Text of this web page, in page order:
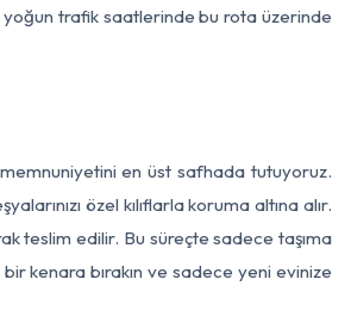
yoğun trafik saatlerinde bu rota üzerinde
en üst safhada tutuyoruz.
özel kılıflarla koruma altına alır.
teslim edilir. Bu süreçte sadece taşıma
bir kenara bırakın ve sadece yeni evinize